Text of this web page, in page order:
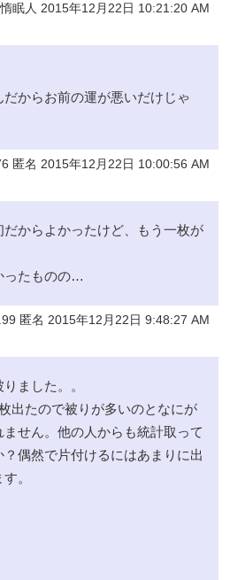
眠人 2015年12月22日 10:21:20 AM
からお前の運が悪いだけじゃ
匿名 2015年12月22日 10:00:56 AM
からよかったけど、もう一枚が
ったものの…
匿名 2015年12月22日 9:48:27 AM
ました。。
出たので被りが多いのとなにが
せん。他の人からも統計取って
偶然で片付けるにはあまりに出
。